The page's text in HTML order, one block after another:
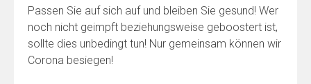
Passen Sie auf sich auf und bleiben Sie gesund! Wer
noch nicht geimpft beziehungsweise geboostert ist,
sollte dies unbedingt tun! Nur gemeinsam können wir
Corona besiegen!